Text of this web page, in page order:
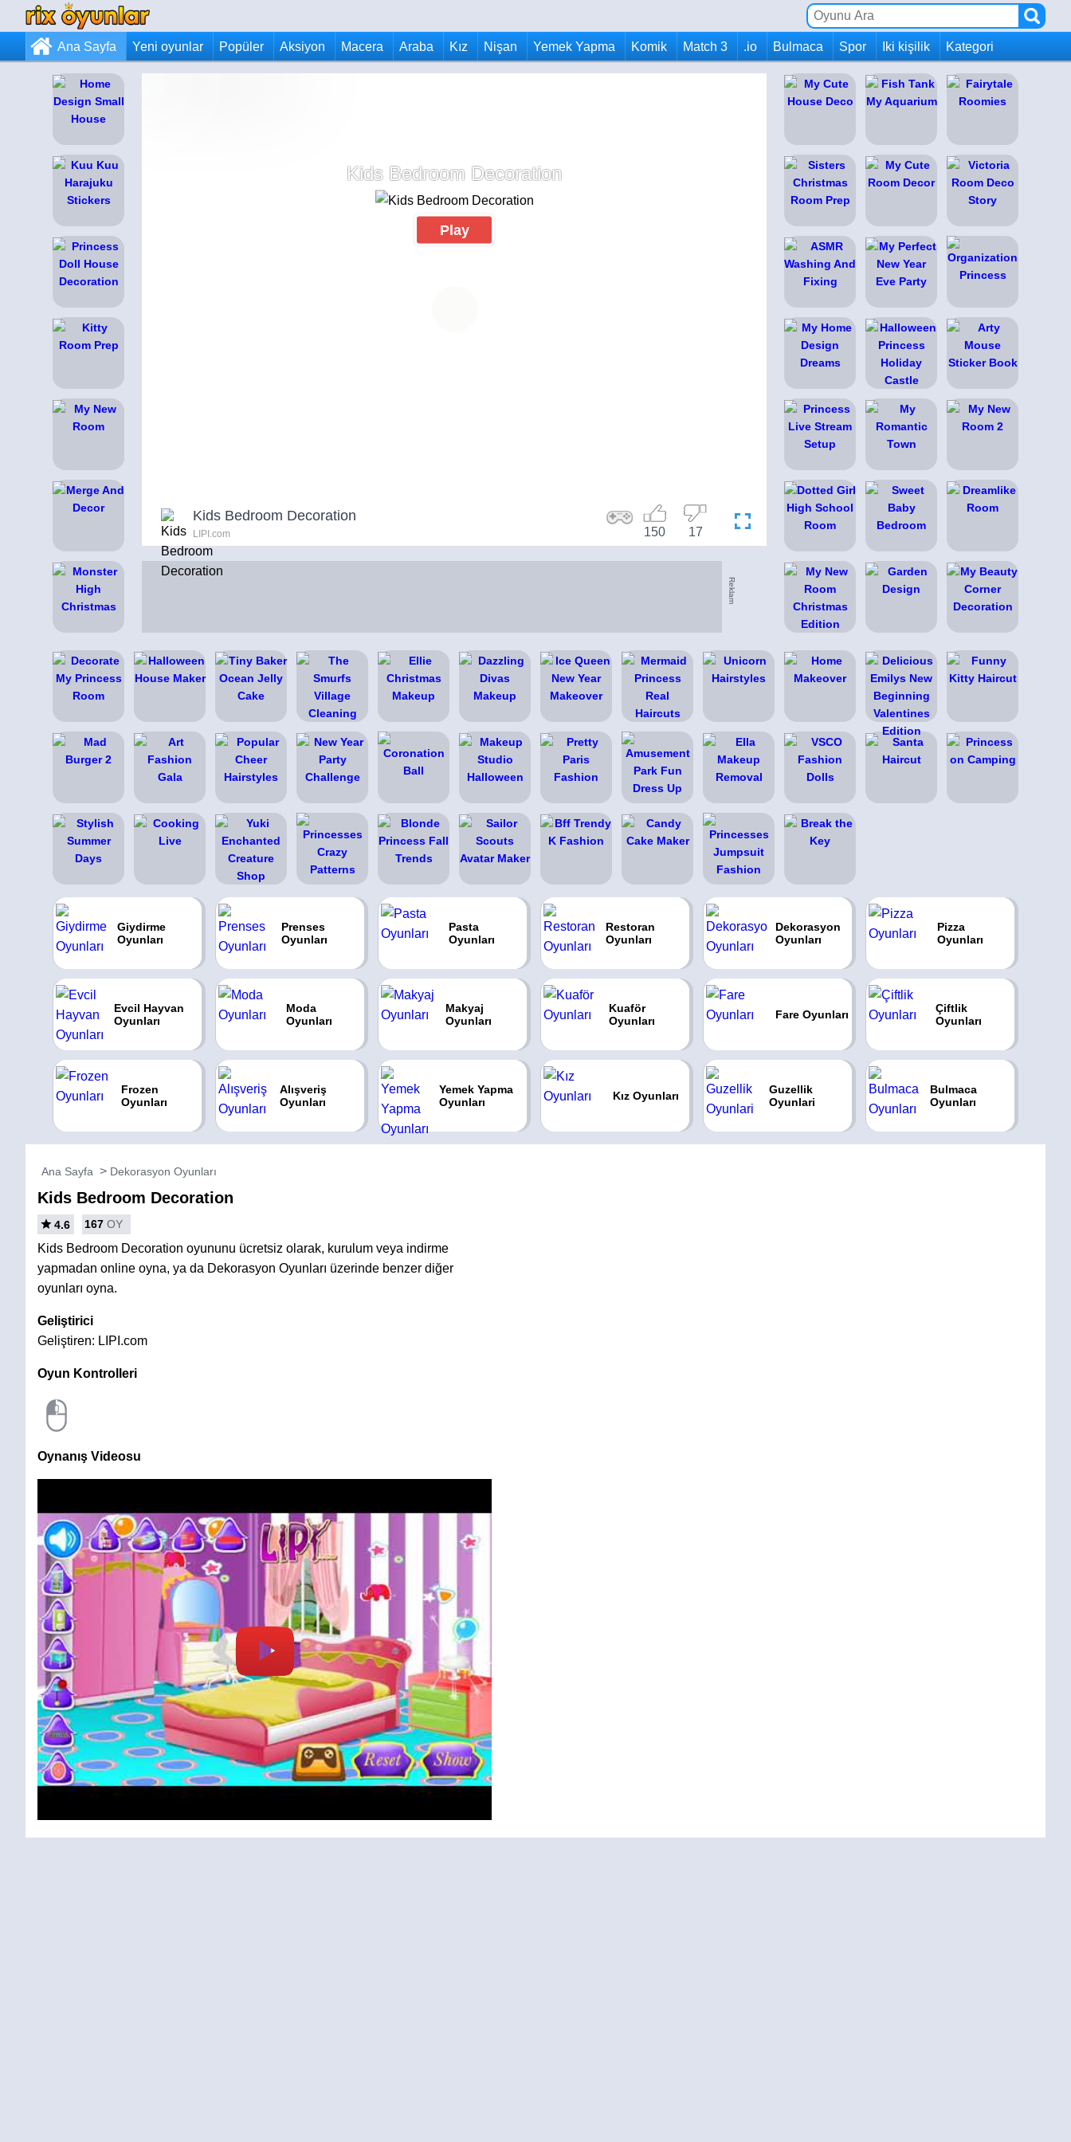
Ana Sayfa Yeni oyunlar Popüler Aksiyon Macera Araba Kız Nişan Yemek Yapma Komik Match 3 .io Bulmaca Spor Iki kişilik Kategori
Kids Bedroom Decoration
Play
Kids Bedroom Decoration
LIPI.com 17
150
Reklam
Giydirme
Oyunları
Prenses
Oyunları
Pasta
Oyunları
Restoran
Oyunları
Dekorasyon
Oyunları
Pizza
Oyunları
Evcil Hayvan
Oyunları
Moda
Oyunları
Makyaj
Oyunları
Kuaför
Oyunları
Fare Oyunları
Çiftlik
Oyunları
Frozen
Oyunları
Alışveriş
Oyunları
Yemek Yapma
Oyunları
Kız Oyunları
Guzellik
Oyunlari
Bulmaca
Oyunları
Ana Sayfa Dekorasyon Oyunları
Kids Bedroom Decoration
4.6 167 OY
Kids Bedroom Decoration oyununu ücretsiz olarak, kurulum veya indirme
yapmadan online oyna, ya da Dekorasyon Oyunları üzerinde benzer diğer
oyunları oyna.
Geliştirici
Geliştiren: LIPI.com
Oyun Kontrolleri
Oynanış Videosu